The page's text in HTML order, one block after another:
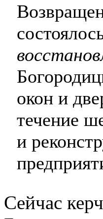
окон и
течение
и
Сейчас